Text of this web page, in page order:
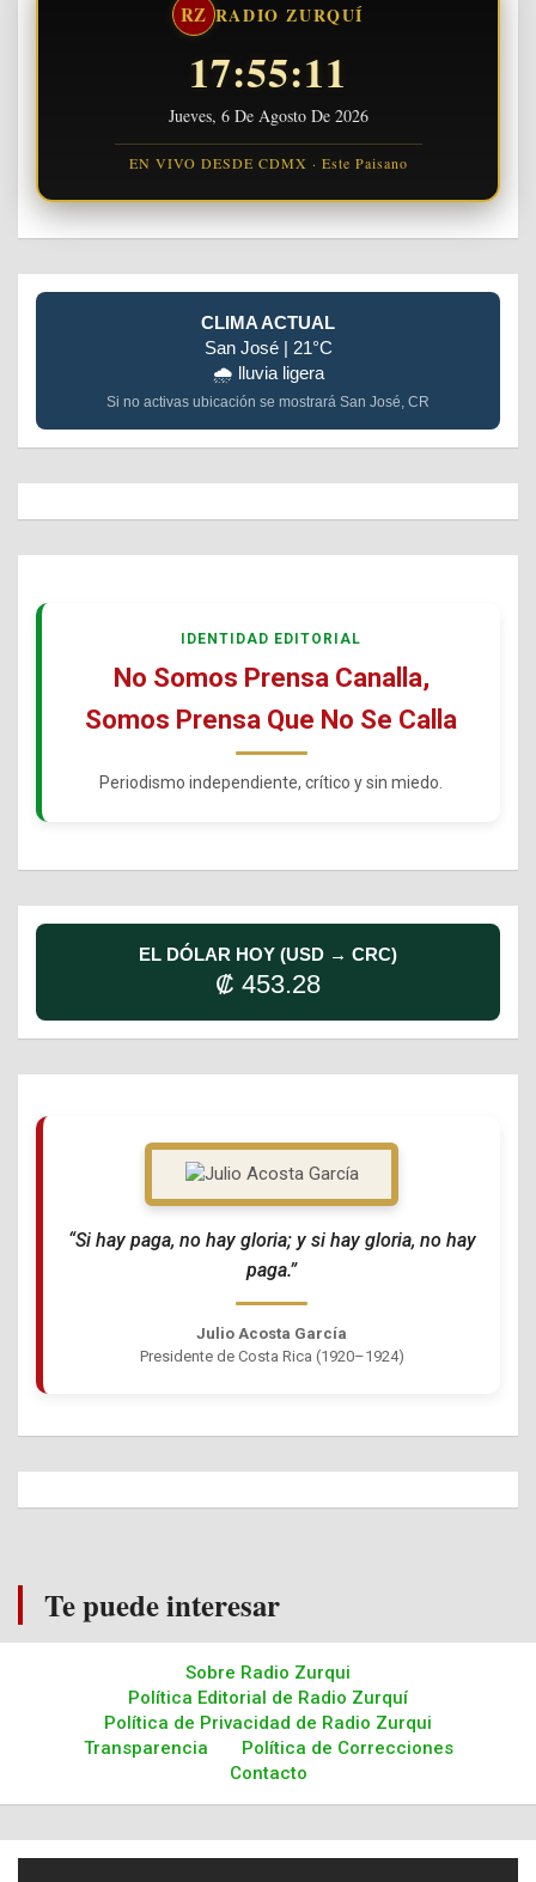
RZ RADIO ZURQUÍ
17:55:12
Jueves, 6 De Agosto De 2026
EN VIVO DESDE CDMX · Este Paisano
CLIMA ACTUAL
San José | 21°C
🌧️ lluvia ligera
Si no activas ubicación se mostrará San José, CR
IDENTIDAD EDITORIAL
No Somos Prensa Canalla,
Somos Prensa Que No Se Calla
Periodismo independiente, crítico y sin miedo.
EL DÓLAR HOY (USD → CRC)
₡ 453.28
“Si hay paga, no hay gloria; y si hay gloria, no hay
paga.”
Julio Acosta García
Presidente de Costa Rica (1920–1924)
Te puede interesar
Sobre Radio Zurqui
Política Editorial de Radio Zurquí
Política de Privacidad de Radio Zurqui
Transparencia
Política de Correcciones
Contacto